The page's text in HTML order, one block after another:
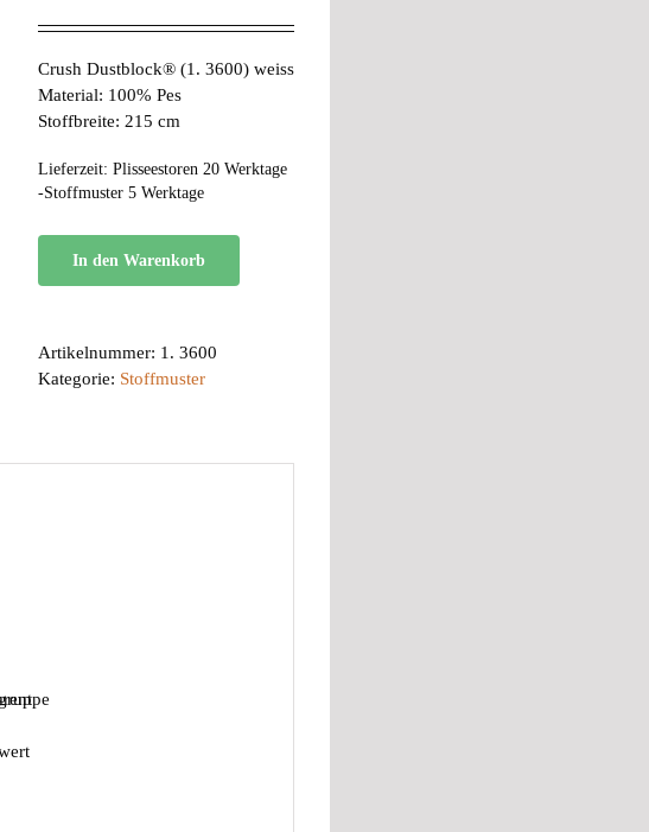
Crush Dustblock® (1. 3600) weiss
Material: 100% Pes
Stoffbreite: 215 cm
Lieferzeit: Plisseestoren 20 Werktage
-Stoffmuster 5 Werktage
In den Warenkorb
Artikelnummer: 1. 3600
Kategorie: Stoffmuster